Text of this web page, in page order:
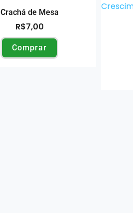
Crachá de Mesa
R$7,00
Comprar